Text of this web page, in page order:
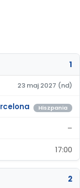
1
23 maj 2027 (nd)
Hiszpania
–
17:00
2